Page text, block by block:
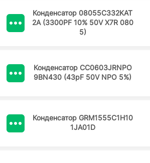
Конденсатор 08055C332KAT
2A (3300PF 10% 50V X7R 080
5)
Конденсатор CC0603JRNPO
9BN430 (43pF 50V NPO 5%)
Конденсатор GRM1555C1H10
1JA01D